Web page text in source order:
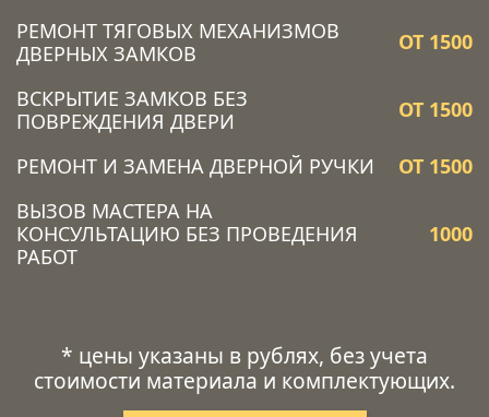
РЕМОНТ ТЯГОВЫХ МЕХАНИЗМОВ
ДВЕРНЫХ ЗАМКОВ
ОТ 1500
ВСКРЫТИЕ ЗАМКОВ БЕЗ
ПОВРЕЖДЕНИЯ ДВЕРИ
ОТ 1500
РЕМОНТ И ЗАМЕНА ДВЕРНОЙ РУЧКИ
ОТ 1500
ВЫЗОВ МАСТЕРА НА
КОНСУЛЬТАЦИЮ БЕЗ ПРОВЕДЕНИЯ
РАБОТ
1000
* цены указаны в рублях, без учета
стоимости материала и комплектующих.